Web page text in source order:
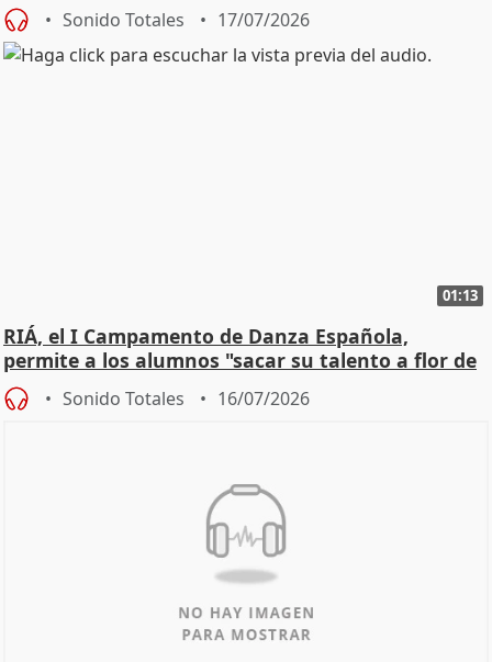
Sonido Totales 17/07/2026
01:13
RIÁ, el I Campamento de Danza Española,
permite a los alumnos "sacar su talento a flor de
piel"
Sonido Totales 16/07/2026